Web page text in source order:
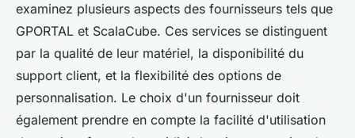
examinez plusieurs aspects des fournisseurs tels que
GPORTAL et ScalaCube. Ces services se distinguent
par la qualité de leur matériel, la disponibilité du
support client, et la flexibilité des options de
personnalisation. Le choix d'un fournisseur doit
également prendre en compte la facilité d'utilisation